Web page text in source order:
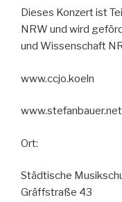
Dieses Konzert ist
NRW und wird
und Wissenschaft
www.ccjo.koeln
www.stefanbauer.net
Ort:
Städtische
Gräffstraße 43